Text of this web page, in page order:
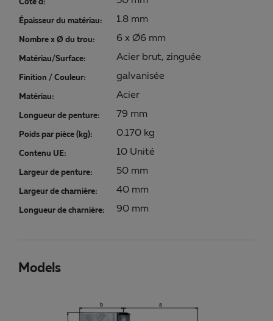
Cote d:
Épaisseur du matériau: 1.8 mm
Nombre x Ø du trou: 6 x Ø6 mm
Matériau/Surface: Acier brut, zinguée
Finition / Couleur: galvanisée
Matériau: Acier
Longueur de penture: 79 mm
Poids par pièce (kg): 0.170 kg
Contenu UE: 10 Unité
Largeur de penture: 50 mm
Largeur de charnière: 40 mm
Longueur de charnière: 90 mm
Models